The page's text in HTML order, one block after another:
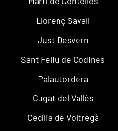
Llorenç Savall
Just Desvern
Sant Feliu de Codines
Palautordera
Cugat del Vallès
Cecília de Voltregà